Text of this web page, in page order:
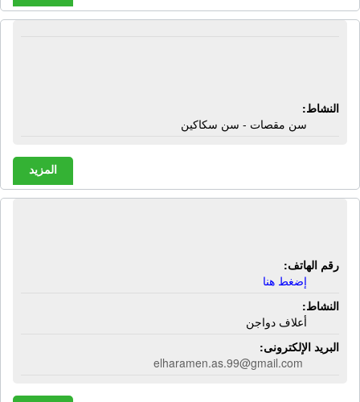
النشاط:
سن مقصات - سن سكاكين
المزيد
رقم الهاتف:
إضغط هنا
النشاط:
أعلاف دواجن
البريد الإلكترونى:
elharamen.as.99@gmail.com